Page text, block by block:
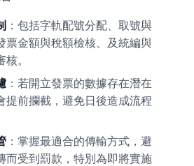
：包括字軌配號分配、取號與
票金額與稅額檢核、及統編與
。
：若開立發票的數據存在潛在
提前攔截，避免日後造成流程
：掌握最適合的傳輸方式，避
而受到罰款，特別為即將實施